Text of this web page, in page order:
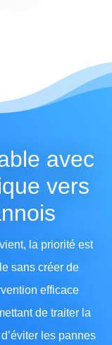
avec
vers
la priorité est
sans créer de
efficace
de traiter la
les pannes